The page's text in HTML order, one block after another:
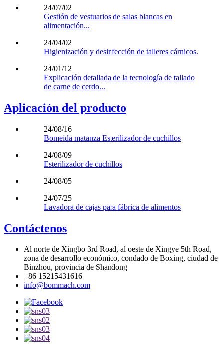
24/07/02
Gestión de vestuarios de salas blancas en
alimentación...
24/04/02
Higienización y desinfección de talleres cárnicos.
24/01/12
Explicación detallada de la tecnología de tallado
de carne de cerdo...
Aplicación del producto
24/08/16
Bomeida matanza Esterilizador de cuchillos
24/08/09
Esterilizador de cuchillos
24/08/05
24/07/25
Lavadora de cajas para fábrica de alimentos
Contáctenos
Al norte de Xingbo 3rd Road, al oeste de Xingye 5th Road,
zona de desarrollo económico, condado de Boxing, ciudad de
Binzhou, provincia de Shandong
+86 15215431616
info@bommach.com